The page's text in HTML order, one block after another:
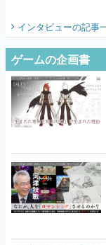
インタビューの記事
ゲームの企画書